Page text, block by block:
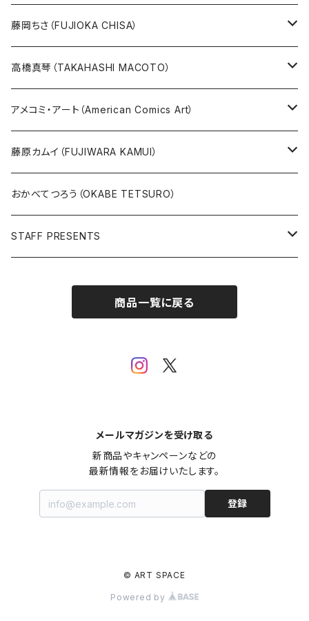
その他
藤岡ちさ（FUJIOKA CHISA）
版画
原画
高橋真琴（TAKAHASHI MACOTO）
版画
直筆サイン入り
版上サイン【新作】
グッズ
アメコミ・アート（American Comics Art）
ガブリエーレ・デッロット版画
SPIDER MAN
BATMAN
人気作品TOP5
藤原カムイ（FUJIWARA KAMUI）
複製原画
おかべてつろう（OKABE TETSURO）
STAFF PRESENTS
商品一覧に戻る
メールマガジンを受け取る
新商品やキャンペーンなどの
最新情報をお届けいたします。
登録
© ART SPACE
Powered by